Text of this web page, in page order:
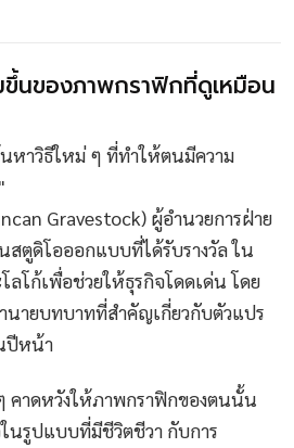
ขึ้นของภาพกราฟิกที่ดูเหมือน
หาวิธีใหม่ ๆ ที่ทำให้ตนมีความ
Gravestock) ผู้อำนวยการฝ่าย
สตูดิโอออกแบบที่ได้รับรางวัล ใน
ลโก้เพื่อช่วยให้ธุรกิจโดดเด่น โดย
นายบทบาทที่สำคัญเกี่ยวกับตัวแปร
ปีหน้า
คาดหวังให้ภาพกราฟิกของตนนั้น
ในรูปแบบที่มีชีวิตชีวา กับการ